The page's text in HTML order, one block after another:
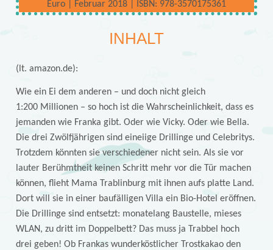
Euro | Februar 2018 | ISBN: 978-3570175361
INHALT
(lt. amazon.de):
Wie ein Ei dem anderen – und doch nicht gleich
1:200 Millionen – so hoch ist die Wahrscheinlichkeit, dass es
jemanden wie Franka gibt. Oder wie Vicky. Oder wie Bella.
Die drei Zwölfjährigen sind eineiige Drillinge und Celebritys.
Trotzdem könnten sie verschiedener nicht sein. Als sie vor
lauter Berühmtheit keinen Schritt mehr vor die Tür machen
können, flieht Mama Trablinburg mit ihnen aufs platte Land.
Dort will sie in einer baufälligen Villa ein Bio-Hotel eröffnen.
Die Drillinge sind entsetzt: monatelang Baustelle, mieses
WLAN, zu dritt im Doppelbett? Das muss ja Trabbel hoch
drei geben! Ob Frankas wunderköstlicher Trostkakao den